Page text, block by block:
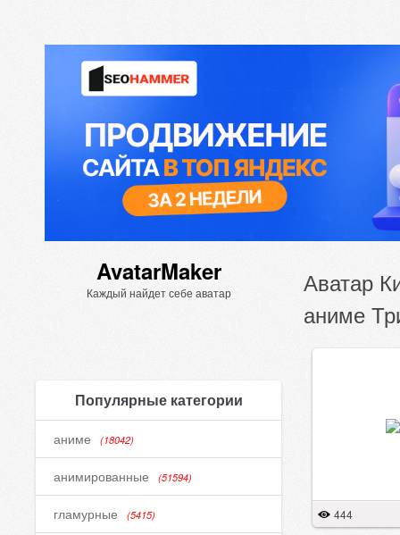
AvatarMaker
Каждый найдет себе аватар
Популярные категории
аниме (18042)
анимированные (51594)
гламурные (5415)
Аватар
аниме
444